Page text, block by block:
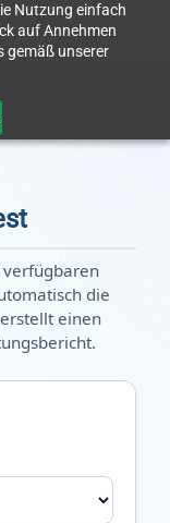
Nutzung einfach
auf Annehmen
gemäß unserer
verfügbaren
die
einen